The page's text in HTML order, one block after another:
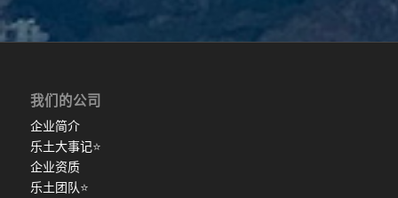
我们的公司
企业简介
乐土大事记⭐
企业资质
乐土团队⭐